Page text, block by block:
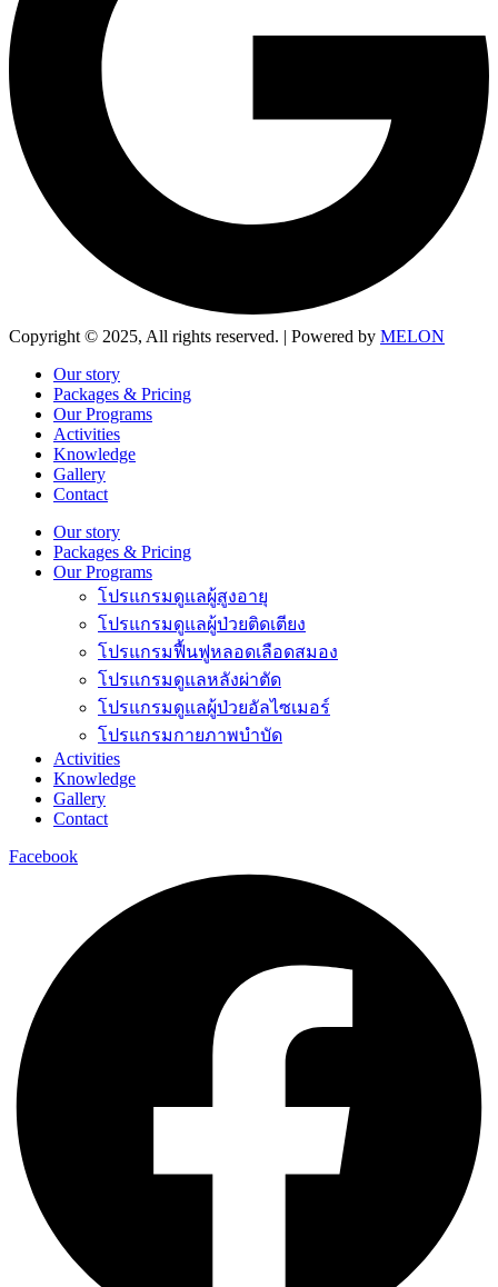
Copyright © 2025, All rights reserved. | Powered by MELON
Our story
Packages & Pricing
Our Programs
Activities
Knowledge
Gallery
Contact
Our story
Packages & Pricing
Our Programs
โปรแกรมดูแลผู้สูงอายุ
โปรแกรมดูแลผู้ป่วยติดเตียง
โปรแกรมฟื้นฟูหลอดเลือดสมอง
โปรแกรมดูแลหลังผ่าตัด
โปรแกรมดูแลผู้ป่วยอัลไซเมอร์
โปรแกรมกายภาพบำบัด
Activities
Knowledge
Gallery
Contact
Facebook